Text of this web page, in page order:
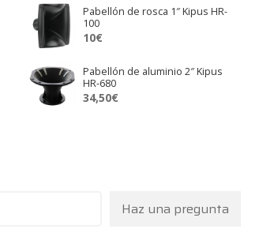
Pabellón de rosca 1″ Kipus HR-
100
10€
Pabellón de aluminio 2″ Kipus
HR-680
34,50€
Haz una pregunta